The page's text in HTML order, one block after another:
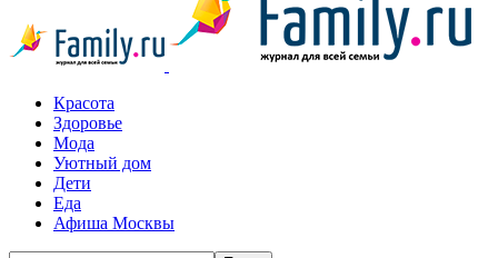
Красота
Здоровье
Мода
Уютный дом
Дети
Еда
Афиша Москвы